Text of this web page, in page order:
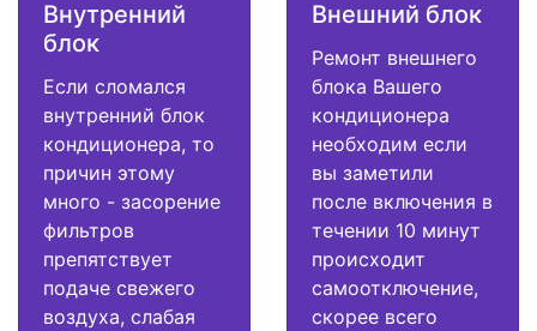
Внутренний
блок
Если сломался
внутренний блок
кондиционера, то
причин этому
много - засорение
фильтров
препятствует
подаче свежего
воздуха, слабая
Внешний блок
Ремонт внешнего
блока Вашего
кондиционера
необходим если
вы заметили
после включения в
течении 10 минут
происходит
самоотключение,
скорее всего